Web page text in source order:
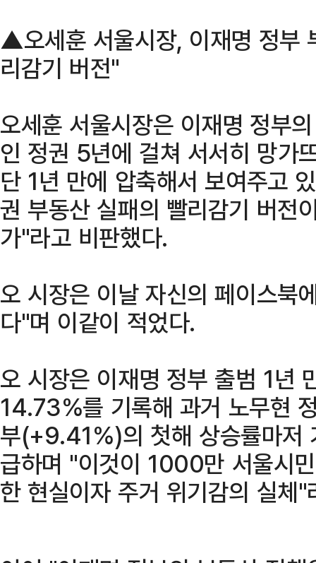
▲오세훈 서울시장, 이재명 정부
리감기 버전"
오세훈 서울시장은 이재명 정부
인 정권 5년에 걸쳐 서서히 망가
단 1년 만에 압축해서 보여주고
권 부동산 실패의 빨리감기 버전
가"라고 비판했다.
오 시장은 이날 자신의 페이스북
다"며 이같이 적었다.
오 시장은 이재명 정부 출범 1년
14.73%를 기록해 과거 노무현
부(+9.41%)의 첫해 상승률마저
급하며 "이것이 1000만 서울시
한 현실이자 주거 위기감의 실체"